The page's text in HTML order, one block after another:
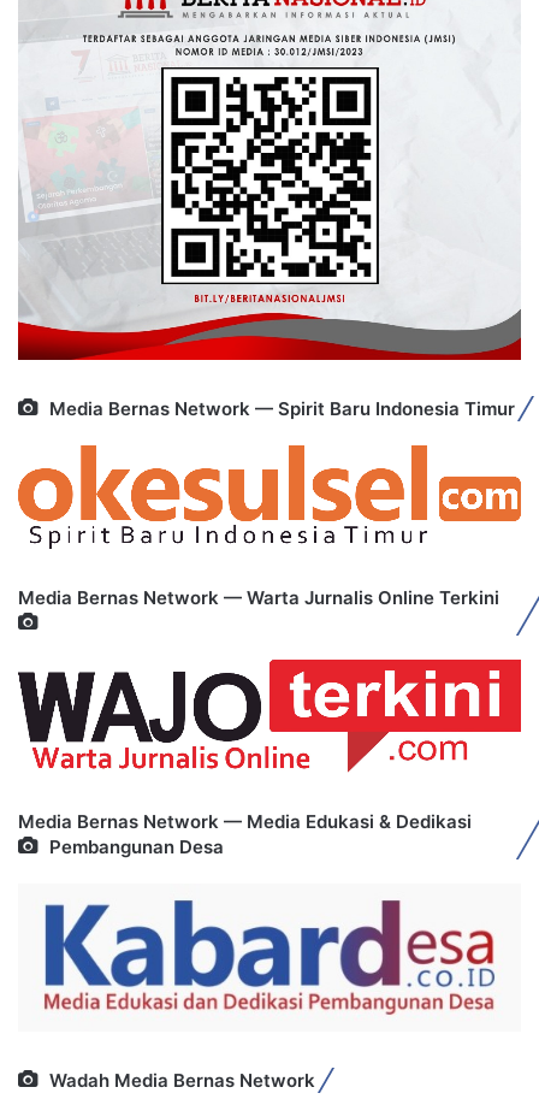
Media Bernas Network — Spirit Baru Indonesia Timur
Media Bernas Network — Warta Jurnalis Online Terkini
Media Bernas Network — Media Edukasi & Dedikasi
Pembangunan Desa
Wadah Media Bernas Network